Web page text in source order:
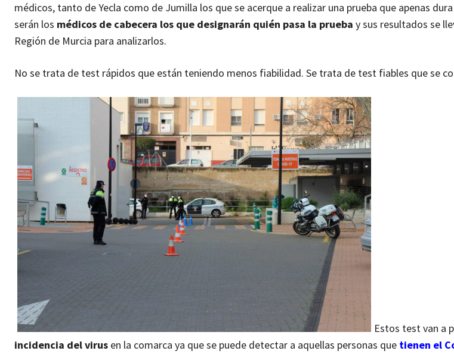
médicos, tanto de Yecla como de Jumilla los que se acerque a realizar una prueba que apenas
serán los médicos de cabecera los que designarán quién pasa la prueba y sus resultados se
Región de Murcia para analizarlos.
No se trata de test rápidos que están teniendo menos fiabilidad. Se trata de test fiables que se
Estos test van a
incidencia del virus en la comarca ya que se puede detectar a aquellas personas que tienen el